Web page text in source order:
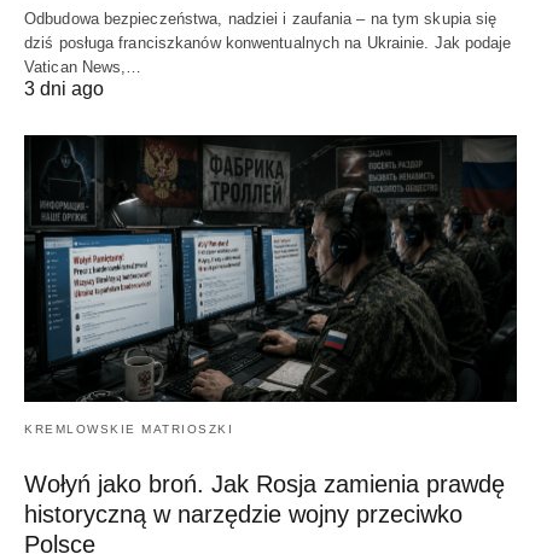
Odbudowa bezpieczeństwa, nadziei i zaufania – na tym skupia się
dziś posługa franciszkanów konwentualnych na Ukrainie. Jak podaje
Vatican News,…
3 dni ago
KREMLOWSKIE MATRIOSZKI
Wołyń jako broń. Jak Rosja zamienia prawdę
historyczną w narzędzie wojny przeciwko
Polsce